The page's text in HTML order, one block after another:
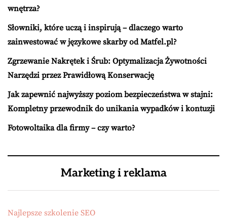
wnętrza?
Słowniki, które uczą i inspirują – dlaczego warto
zainwestować w językowe skarby od Matfel.pl?
Zgrzewanie Nakrętek i Śrub: Optymalizacja Żywotności
Narzędzi przez Prawidłową Konserwację
Jak zapewnić najwyższy poziom bezpieczeństwa w stajni:
Kompletny przewodnik do unikania wypadków i kontuzji
Fotowoltaika dla firmy – czy warto?
Marketing i reklama
Najlepsze szkolenie SEO